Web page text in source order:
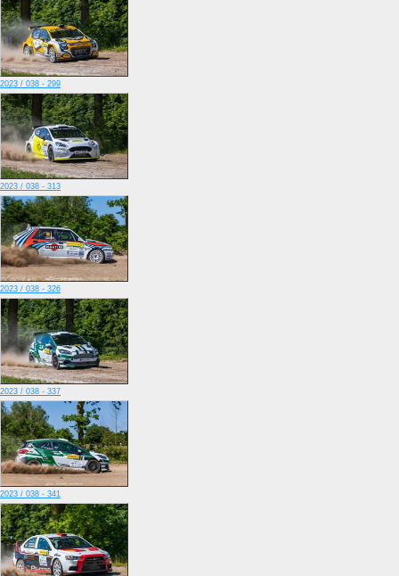
2023 / 038 - 299
2023 / 038 - 313
2023 / 038 - 326
2023 / 038 - 337
2023 / 038 - 341